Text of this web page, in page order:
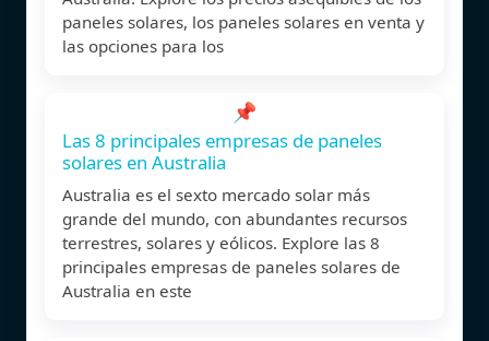
paneles solares, los paneles solares en venta y
las opciones para los
📌
Las 8 principales empresas de paneles
solares en Australia
Australia es el sexto mercado solar más
grande del mundo, con abundantes recursos
terrestres, solares y eólicos. Explore las 8
principales empresas de paneles solares de
Australia en este